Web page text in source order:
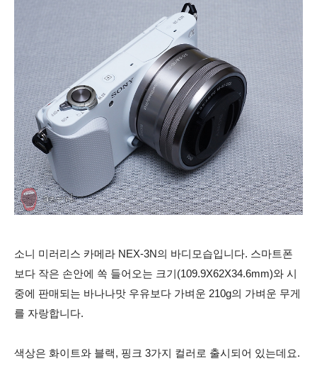
소니 미러리스 카메라 NEX-3N의 바디모습입니다. 스마트폰
보다 작은 손안에 쏙 들어오는 크기(109.9X62X34.6mm)와 시
중에 판매되는 바나나맛 우유보다 가벼운 210g의 가벼운 무게
를 자랑합니다.
색상은 화이트와 블랙, 핑크 3가지 컬러로 출시되어 있는데요.